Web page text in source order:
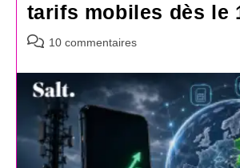
tarifs mobiles dès le
Commentaires
la
publication :
10 commentaires